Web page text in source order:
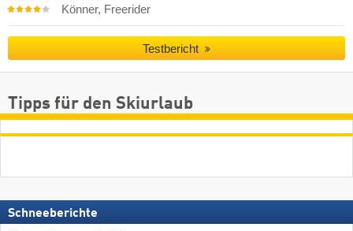
Könner, Freerider
Testbericht
Tipps für den Skiurlaub
Schneeberichte